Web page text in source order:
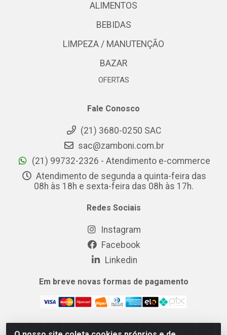
ALIMENTOS
BEBIDAS
LIMPEZA / MANUTENÇÃO
BAZAR
OFERTAS
Fale Conosco
(21) 3680-0250 SAC
sac@zamboni.com.br
(21) 99732-2326 - Atendimento e-commerce
Atendimento de segunda a quinta-feira das
08h às 18h e sexta-feira das 08h às 17h.
Redes Sociais
Instagram
Facebook
Linkedin
Em breve novas formas de pagamento